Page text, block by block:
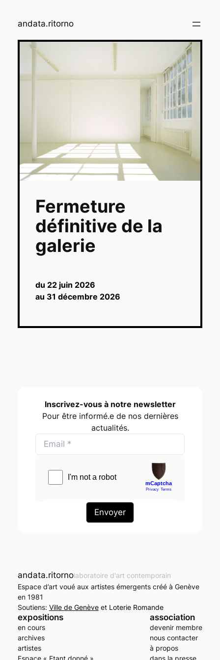
contenu
andata.ritorno
Fermeture
définitive de la
galerie
du 22 juin 2026
au 31 décembre 2026
Inscrivez-vous à notre newsletter
Pour être informé.e de nos dernières
actualités.
andata.ritornolaboratoire d'art contemporain
Espace d’art voué aux artistes émergents créé à Genève
en 1981
Soutiens: Ville de Genèveet Loterie Romande
expositions
en cours
archives
artistes
Espace « Etant donné »
association
devenir membre
nous contacter
à propos
dans la presse